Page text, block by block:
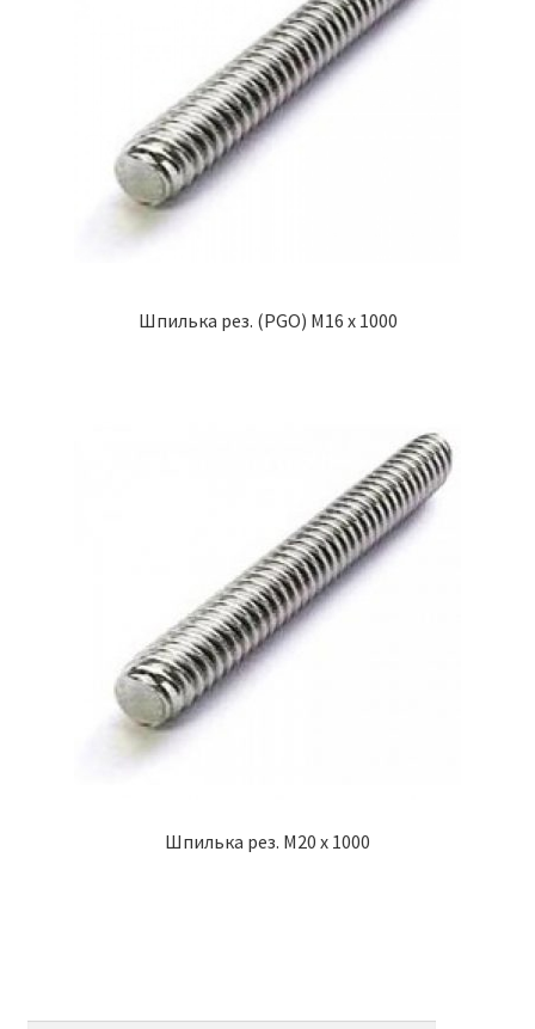
Шпилька рез. (PGO) М16 х 1000
Шпилька рез. М20 х 1000